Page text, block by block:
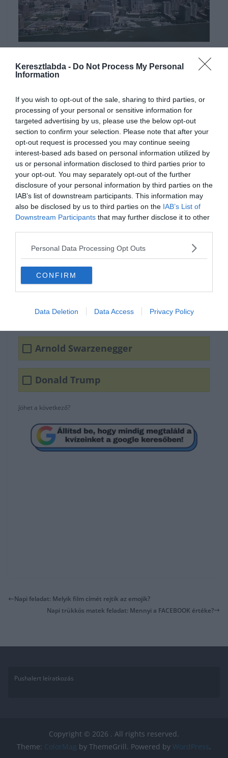
Keresztlabda - Do Not Process My Personal
Information
If you wish to opt-out of the sale, sharing to third parties, or
processing of your personal or sensitive information for
targeted advertising by us, please use the below opt-out
section to confirm your selection. Please note that after your
opt-out request is processed you may continue seeing
interest-based ads based on personal information utilized by
us or personal information disclosed to third parties prior to
your opt-out. You may separately opt-out of the further
disclosure of your personal information by third parties on the
IAB’s list of downstream participants. This information may
also be disclosed by us to third parties on the IAB’s List of
Downstream Participants that may further disclose it to other
Personal Data Processing Opt Outs
CONFIRM
Data Deletion Data Access Privacy Policy
Készen állsz?
0%
Melyik színész lett 2003 -
ban Kalifornia
kormányzója?
Sylvester Satllone
Arnold Swarzenegger
Donald Trump
Jöhet a következő?
Napi feladat: Melyik film címét rejtik az emojik?
Napi trükkös matek feladat: Mennyi a FACEBOOK értéke?
Pushalert leíratkozás
Copyright © 2026 . All rights reserved.
Theme: ColorMag by ThemeGrill. Powered by WordPress.